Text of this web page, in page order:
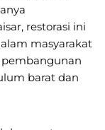
restorasi ini
masyarakat
pembangunan
barat dan